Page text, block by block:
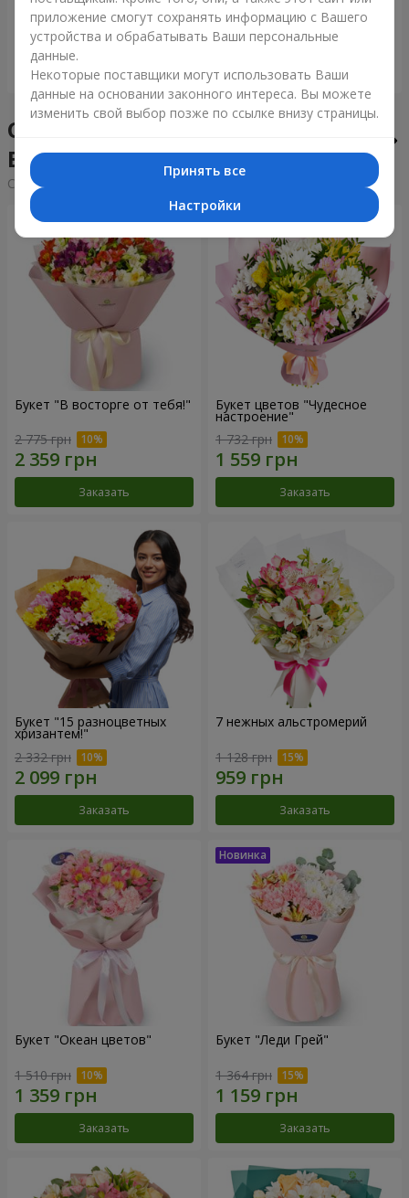
6 306 грн
Заказать
1 399 грн
Заказать
Сборные букеты в городе
Боянец
Cортировка: дорогие
Букет "В восторге от тебя!"
2 775 грн
Заказать
Букет цветов "Чудесное
настроение"
1 732 грн
Заказать
Букет "15 разноцветных
хризантем!"
2 332 грн
Заказать
7 нежных альстромерий
1 128 грн
Заказать
Букет "Океан цветов"
1 510 грн
Заказать
Букет "Леди Грей"
1 364 грн
Заказать
приложение смогут сохранять информацию с Вашего
устройства и обрабатывать Ваши персональные
данные.
Некоторые поставщики могут использовать Ваши
данные на основании законного интереса. Вы можете
изменить свой выбор позже по ссылке внизу страницы.
Принять все
Настройки